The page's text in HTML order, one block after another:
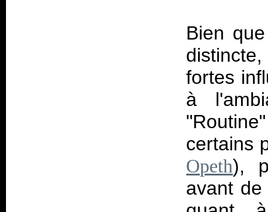
Bien
fortes
à
certains
Opeth),
avant